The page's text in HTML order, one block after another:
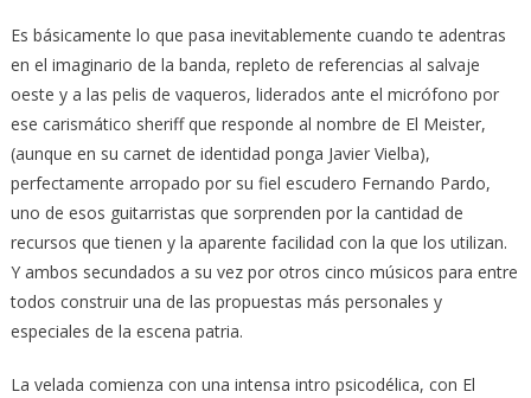
Es básicamente lo que pasa inevitablemente cuando te adentras
en el imaginario de la banda, repleto de referencias al salvaje
oeste y a las pelis de vaqueros, liderados ante el micrófono por
ese carismático sheriff que responde al nombre de El Meister,
(aunque en su carnet de identidad ponga Javier Vielba),
perfectamente arropado por su fiel escudero Fernando Pardo,
uno de esos guitarristas que sorprenden por la cantidad de
recursos que tienen y la aparente facilidad con la que los utilizan.
Y ambos secundados a su vez por otros cinco músicos para entre
todos construir una de las propuestas más personales y
especiales de la escena patria.
La velada comienza con una intensa intro psicodélica, con El